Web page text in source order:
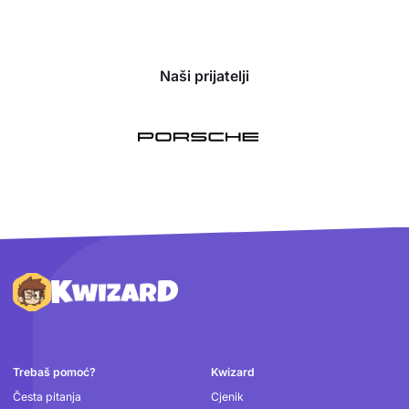
Naši prijatelji
Podnožje
Trebaš pomoć?
Česta pitanja
Kwizard
Cjenik